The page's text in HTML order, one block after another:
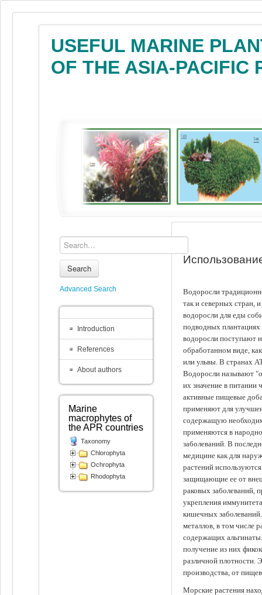
USEFUL MARINE
OF THE ASIA-PACIFIC
Водоросли
так и северных стран,
водоросли для еды
подводных
водоросли поступают
обработанном виде,
или ульвы. В странах
Водоросли называют
их значение в питании
активные пищевые
применяют для
содержащую
применяются в
заболеваний. В
медицине как для
растений
защищающие ее от
раковых заболеваний,
укрепления
кишечных
металлов, в том числе
содержащих
получение из них
различной плотности.
производства, от
Морские растения
Search
Advanced Search
Introduction
References
About authors
Marine
macrophytes of
the APR countries
Taxonomy
Chlorophyta
Ochrophyta
Rhodophyta